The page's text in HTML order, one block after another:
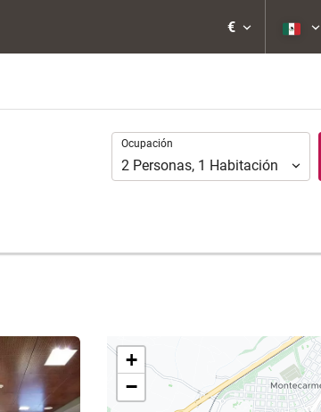
€
Ocupación
Ocupación
2 Personas, 1 Habitación
fotos
+
−